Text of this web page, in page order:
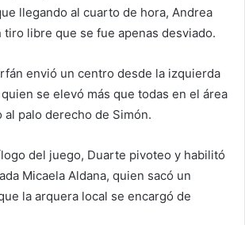
llegando al cuarto de hora, Andrea
tiro libre que se fue apenas desviado.
envió un centro desde la izquierda
se elevó más que todas en el área
palo derecho de Simón.
del juego, Duarte pivoteo y habilitó
Micaela Aldana, quien sacó un
la arquera local se encargó de